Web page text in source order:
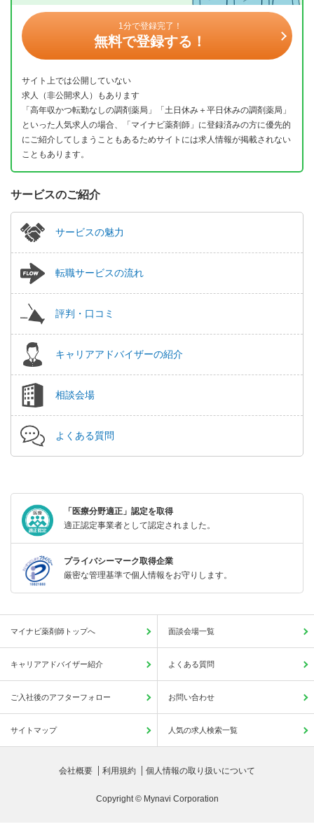
1分で登録完了！
無料で登録する！
サイト上では公開していない
求人（非公開求人）もあります
「高年収かつ転勤なしの調剤薬局」「土日休み＋平日休みの調剤薬局」
といった人気求人の場合、「マイナビ薬剤師」に登録済みの方に優先的
にご紹介してしまうこともあるためサイトには求人情報が掲載されない
こともあります。
サービスのご紹介
サービスの魅力
転職サービスの流れ
評判・口コミ
キャリアアドバイザーの紹介
相談会場
よくある質問
「医療分野適正」認定を取得
適正認定事業者として認定されました。
プライバシーマーク取得企業
厳密な管理基準で個人情報をお守りします。
マイナビ薬剤師トップへ 面談会場一覧
キャリアアドバイザー紹介 よくある質問
ご入社後のアフターフォロー お問い合わせ
サイトマップ 人気の求人検索一覧
会社概要 利用規約 個人情報の取り扱いについて
Copyright © Mynavi Corporation